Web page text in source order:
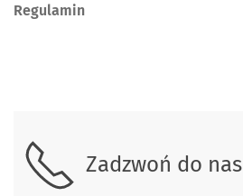
Regulamin
Zadzwoń do nas